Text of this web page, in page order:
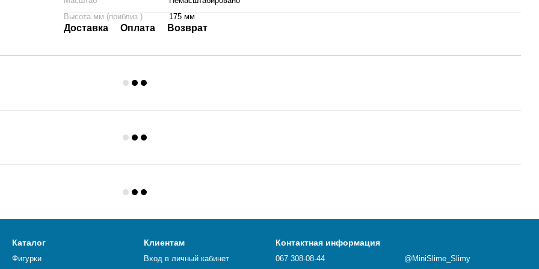
Высота мм (приблиз.)
175 мм
Доставка Оплата Возврат
Каталог
Фигурки
Клиентам
Вход в личный кабинет
Контактная информация
067 308-08-44 @MiniSlime_Slimy